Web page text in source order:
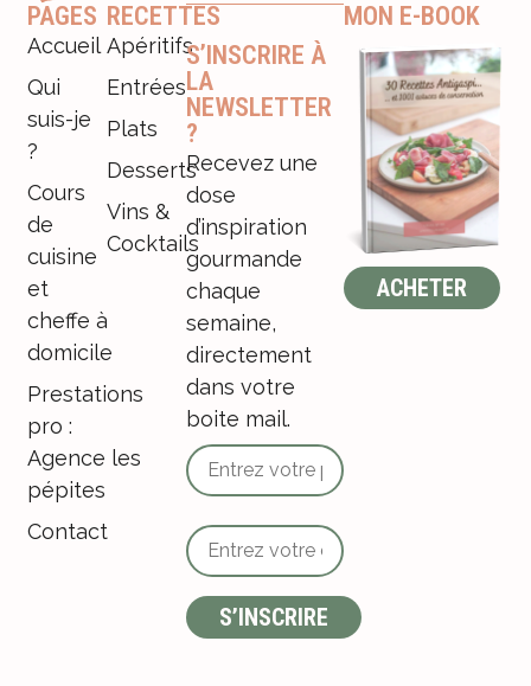
PAGES
Accueil
Qui
suis-je
?
Cours
de
cuisine
et
cheffe à
domicile
Prestations
pro :
Agence les
pépites
Contact
RECETTES
Apéritifs
Entrées
Plats
Desserts
Vins &
Cocktails
S’INSCRIRE À
LA
NEWSLETTER
?
Recevez une
dose
d’inspiration
gourmande
chaque
semaine,
directement
dans votre
boite mail.
MON E-BOOK
ACHETER